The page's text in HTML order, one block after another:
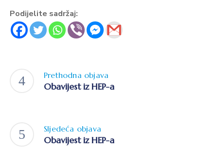
Podijelite sadržaj:
Prethodna objava
Obavijest iz HEP-a
Sljedeća objava
Obavijest iz HEP-a